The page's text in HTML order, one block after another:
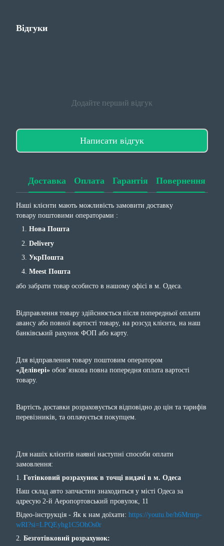
Відгуки
Додайте перший відгук
Написати відгук
Доставка Оплата Гарантія Повернення
Наші клієнти мають можливість замовити доставку
товару поштовими операторами :
Нова Пошта
Delivery
УкрПошта
Meest Пошта
або забрати товар особисто в нашому офісі в м. Одеса.
Відправлення товару здійснюється після попередньої оплати
авансу або повної вартості товару, на розсуд клієнта, на наш
банківський рахунок ФОП або карту.
Для відправлення товару поштовим оператором
«Делівері» обов’язкова повна попередня оплата вартості
товару.
Вартість доставки розраховується відповідно до цін та тарифів
перевізників, та оплачується покупцем.
Для нашіх клієнтів наявні наступні способи оплати
замовлення:
1. Готівковий розрахунок в точці видачі в м. Одеса
Наш склад авто запчастин знаходиться у місті Одеса за
адресую 2-й Аеропортовський провулок, 11
Відео-інструкція - Як к нам доїхати: https://youtu.be/h6Mrnrp-
wRI?si=LPQEyhg1C5OhOs0r
2. Безготівковий розрахунок: